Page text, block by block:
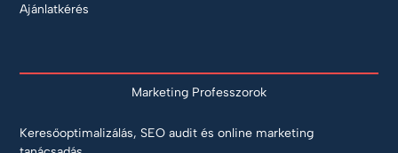
Ajánlatkérés
Marketing Professzorok
Keresőoptimalizálás, SEO audit és online marketing